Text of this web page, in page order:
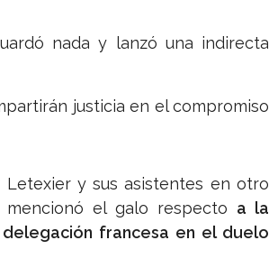
nada y lanzó una indirecta
justicia en el compromiso
y sus asistentes en otro
mencionó el galo respecto a la
francesa en el duelo